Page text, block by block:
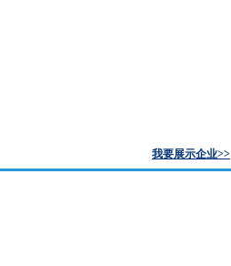
我要展示企业>>